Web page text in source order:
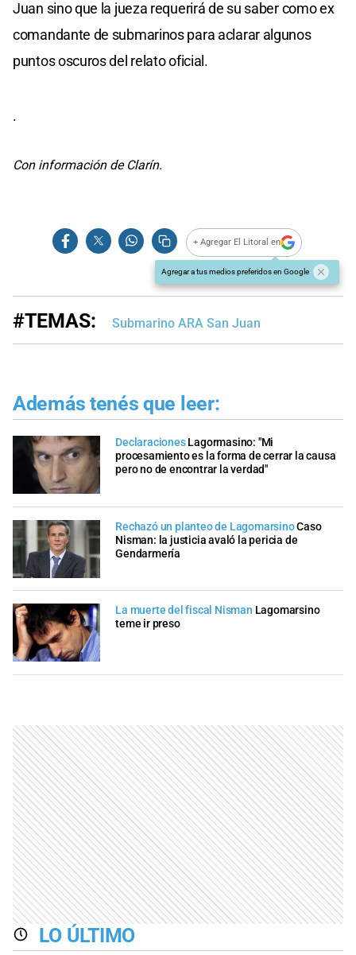
Juan sino que la jueza requerirá de su saber como ex
comandante de submarinos para aclarar algunos
puntos oscuros del relato oficial.
.
Con información de Clarín.
+ Agregar El Litoral en
Agregar a tus medios preferidos en Google
#TEMAS: Submarino ARA San Juan
Además tenés que leer:
DeclaracionesLagormasino: "Mi
procesamiento es la forma de cerrar la causa
pero no de encontrar la verdad"
Rechazó un planteo de LagomarsinoCaso
Nisman: la justicia avaló la pericia de
Gendarmería
La muerte del fiscal Nisman Lagomarsino
teme ir preso
LO ÚLTIMO